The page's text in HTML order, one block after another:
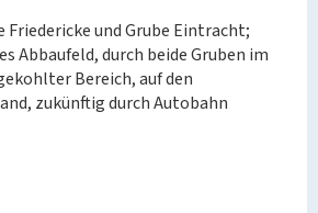
Friedericke und Grube Eintracht;
Abbaufeld, durch beide Gruben im
Bereich, auf den
zukünftig durch Autobahn